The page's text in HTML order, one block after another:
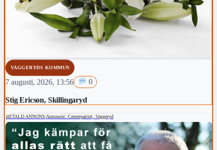
VAGGERYDS KOMMUN
7 augusti, 2026, 13:56 0
Stig Ericson, Skillingaryd
BETALD ANNONS|Annonsör: Centerpartiet, Vaggeryd